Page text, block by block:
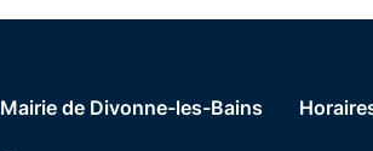
Mairie de Divonne-les-Bains